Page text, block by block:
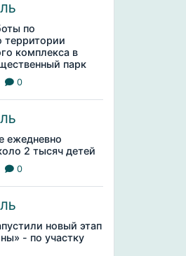
по
комплекса в
парк
0
ежедневно
2 тысяч детей
0
новый этап
- по участку